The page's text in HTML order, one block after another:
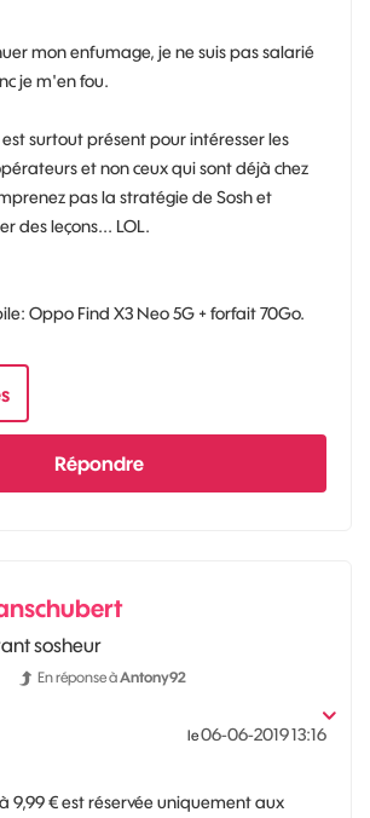
mon enfumage, je ne suis pas salarié
je m'en fou.
surtout présent pour intéresser les
et non ceux qui sont déjà chez
pas la stratégie de Sosh et
des leçons... LOL.
Oppo Find X3 Neo 5G + forfait 70Go.
Répondre
sosheur
En réponse àAntony92
le‎06-06-201913:16
9,99 € est réservée uniquement aux